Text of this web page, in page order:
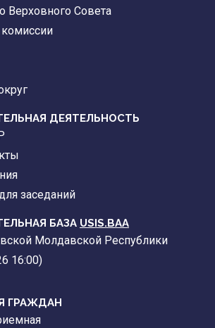
Верховного Совета
ДЕЯТЕЛЬНОСТЬ
заседаний
БАЗА USIS.BAA
Молдавской Республики
16:00)
ГРАЖДАН